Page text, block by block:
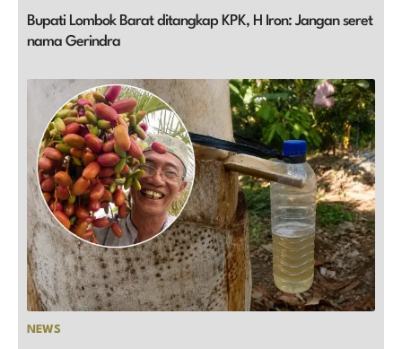
Bupati Lombok Barat ditangkap KPK, H Iron: Jangan seret
nama Gerindra
NEWS